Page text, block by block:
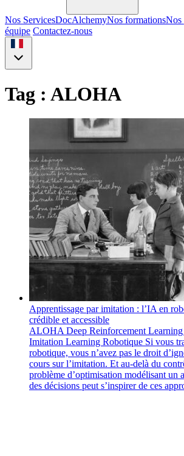
Nos ServicesDocAlchemyNos formationsNos
équipe Contactez-nous
Tag : ALOHA
Apprentissage par imitation : l’IA en
crédible et accessible
ALOHA Deep Reinforcement Learning
Imitation Learning Robotique Si vous
robotique, vous n’avez pas le droit
cours sur l’imitation. Et au-delà du
problème d’optimisation modélisant un
des décisions peut s’inspirer de ces